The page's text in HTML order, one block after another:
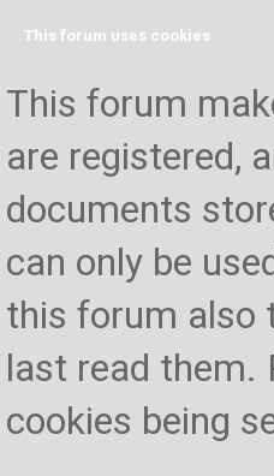
This forum uses cookies
This forum
are registered,
documents
can only be
this forum also
last read them.
cookies being